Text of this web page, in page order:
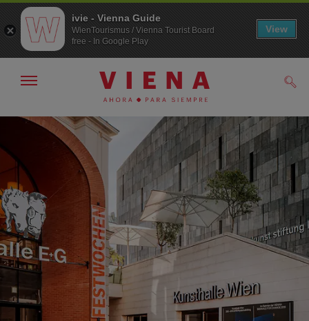
A
navegación
Al
contenido
Mostrar/ocultar
ivie - Vienna Guide
WienTourismus / Vienna Tourist Board
free - In Google Play
View